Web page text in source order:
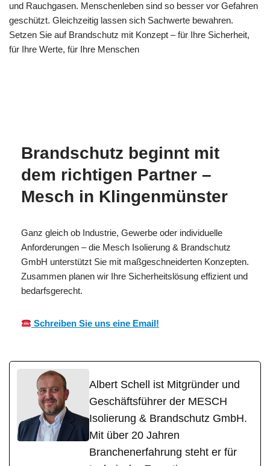
und Rauchgasen. Menschenleben sind so besser vor Gefahren
geschützt. Gleichzeitig lassen sich Sachwerte bewahren.
Setzen Sie auf Brandschutz mit Konzept – für Ihre Sicherheit,
für Ihre Werte, für Ihre Menschen
Brandschutz beginnt mit
dem richtigen Partner –
Mesch in Klingenmünster
Ganz gleich ob Industrie, Gewerbe oder individuelle
Anforderungen – die Mesch Isolierung & Brandschutz
GmbH unterstützt Sie mit maßgeschneiderten Konzepten.
Zusammen planen wir Ihre Sicherheitslösung effizient und
bedarfsgerecht.
Schreiben Sie uns eine Email!
Albert Schell ist Mitgründer und
Geschäftsführer der MESCH
Isolierung & Brandschutz GmbH.
Mit über 20 Jahren
Branchenerfahrung steht er für